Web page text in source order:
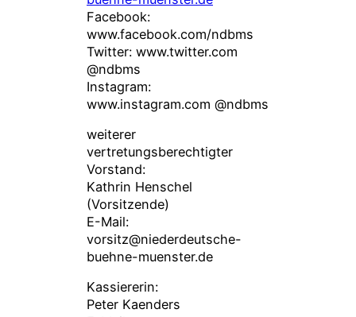
Facebook:
www.facebook.com/ndbms
Twitter: www.twitter.com
@ndbms
Instagram:
www.instagram.com @ndbms
weiterer
vertretungsberechtigter
Vorstand:
Kathrin Henschel
(Vorsitzende)
E-Mail:
vorsitz@niederdeutsche-
buehne-muenster.de
Kassiererin:
Peter Kaenders